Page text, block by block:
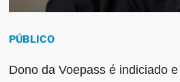
PÚBLICO
Dono da Voepass é indiciado